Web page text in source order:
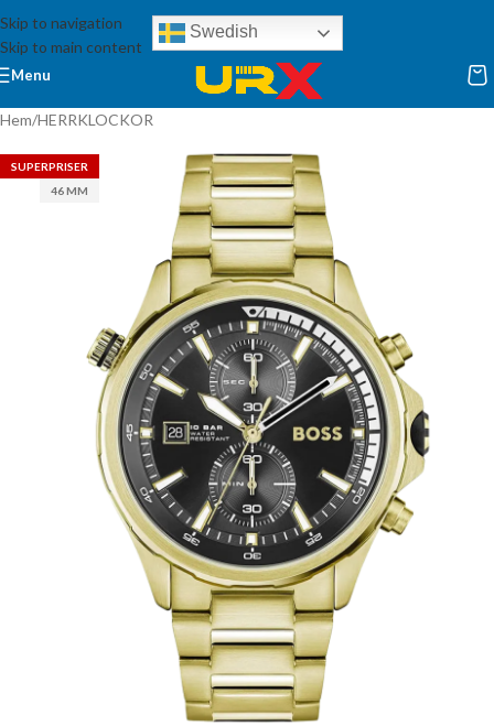
Skip to navigation
Skip to main content
Swedish
Menu
Hem/HERRKLOCKOR
SUPERPRISER
46 MM